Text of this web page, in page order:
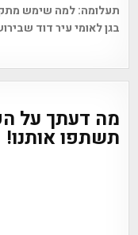
תעלומה: למה שימש
בגן לאומי עיר דוד
מה דעתך על
תשתפו אותנו!